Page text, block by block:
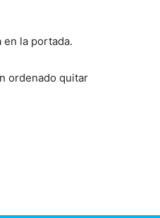
en la portada.
ordenado quitar